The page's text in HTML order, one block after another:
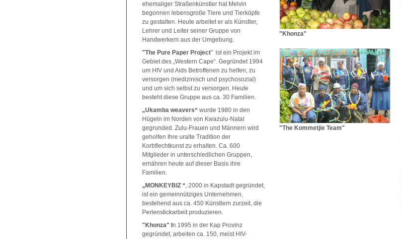
ehemaliger Straßenkünstler hat Melvin
begonnen lebensgroße Tiere und Tierköpfe
zu gestalten. Heute arbeitet er als Künstler,
Lehrer und Leiter seiner Gruppe von
Handwerkern aus der Umgebung.
"The Pure Paper Project" ist ein Projekt im
Gebiet des „Western Cape“. Gegründet 1994
um HIV und Aids Betroffenen zu helfen, zu
versorgen (medizinisch und psychosozial)
und um sich selbst zu versorgen. Heute
besteht diese Gruppe aus ca. 30 Familien.
„Ukamba weavers“ wurde 1980 in den
Hügeln im Norden von Kwazulu-Natal
gegrunded. Zulu-Frauen und Männern wird
geholfen Ihre uralte Tradition der
Korbflechtkunst zu erhalten. Ca. 600
Mitglieder in unterschiedlichen Gruppen,
ernähren heute auf dieser Basis ihre
Familien.
„ MONKEYBIZ “, 2000 in Kapstadt gegründet,
ist ein gemeinnütziges Unternehmen,
bestehend aus ca. 450 Künstlern zurzeit, die
Perlenstickarbeit produzieren.
"Khonza" I n 1995 in der Kap Provinz
gegründet, arbeiten ca. 150, meist HIV-
"Khonza"
"The Kommetjie Team"